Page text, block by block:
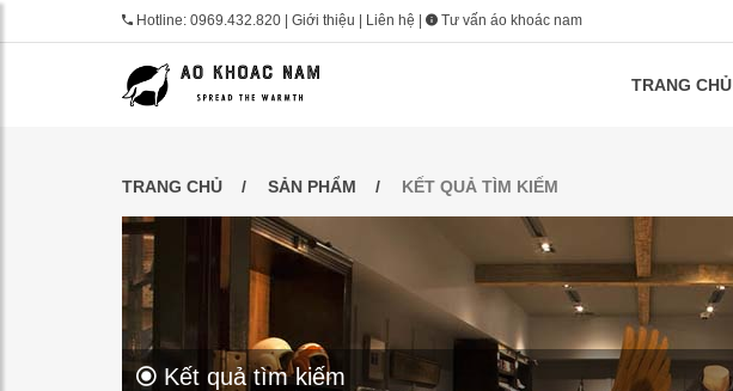
Hotline: 0969.432.820 Giới thiệu Liên hệ Tư vấn áo khoác nam
TRANG CHỦ
TRANG CHỦ SẢN PHẨM KẾT QUẢ TÌM KIẾM
Kết quả tìm kiếm